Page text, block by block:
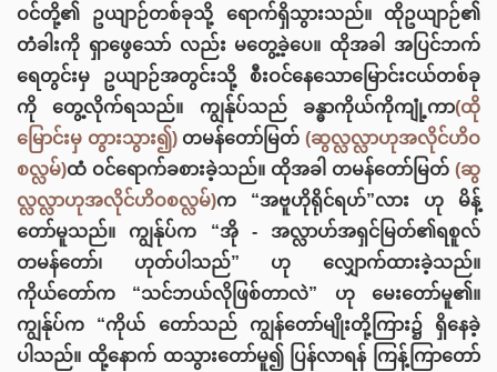
ဝင်တို့၏ ဥယျာဉ်တစ်ခုသို့ ရောက်ရှိသွားသည်။ ထိုဥယျာဉ်၏
တံခါးကို ရှာဖွေသော် လည်း မတွေ့ခဲ့ပေ။ ထိုအခါ အပြင်ဘက်
ရေတွင်းမှ ဥယျာဉ်အတွင်းသို့ စီးဝင်နေသောမြောင်းငယ်တစ်ခု
ကို တွေ့လိုက်ရသည်။ ကျွန်ုပ်သည် ခန္ဓာကိုယ်ကိုကျုံ့ကာ(ထို
မြောင်းမှ တွားသွား၍)တမန်တော်မြတ်(ဆွလ္လလ္လာဟုအလိုင်ဟိဝ
စလ္လမ်)ထံ ဝင်ရောက်ခစားခဲ့သည်။ ထိုအခါ တမန်တော်မြတ် (ဆွ
လ္လလ္လာဟုအလိုင်ဟိဝစလ္လမ်)က “အဗူဟိုရိုင်ရဟ်”လား ဟု မိန့်
တော်မူသည်။ ကျွန်ုပ်က “အို - အလ္လာဟ်အရှင်မြတ်၏ရစူလ်
တမန်တော်၊ ဟုတ်ပါသည်” ဟု လျှောက်ထားခဲ့သည်။
ကိုယ်တော်က “သင်ဘယ်လိုဖြစ်တာလဲ” ဟု မေးတော်မူ၏။
ကျွန်ုပ်က “ကိုယ်‌ တော်သည် ကျွန်တော်မျိုးတို့ကြား၌ ရှိနေခဲ့
ပါသည်။ ထို့နောက် ထသွားတော်မူ၍ ပြန်လာရန် ကြန့်ကြာတော်